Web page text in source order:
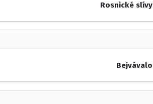
Rosnické slívy
Bejvávalo